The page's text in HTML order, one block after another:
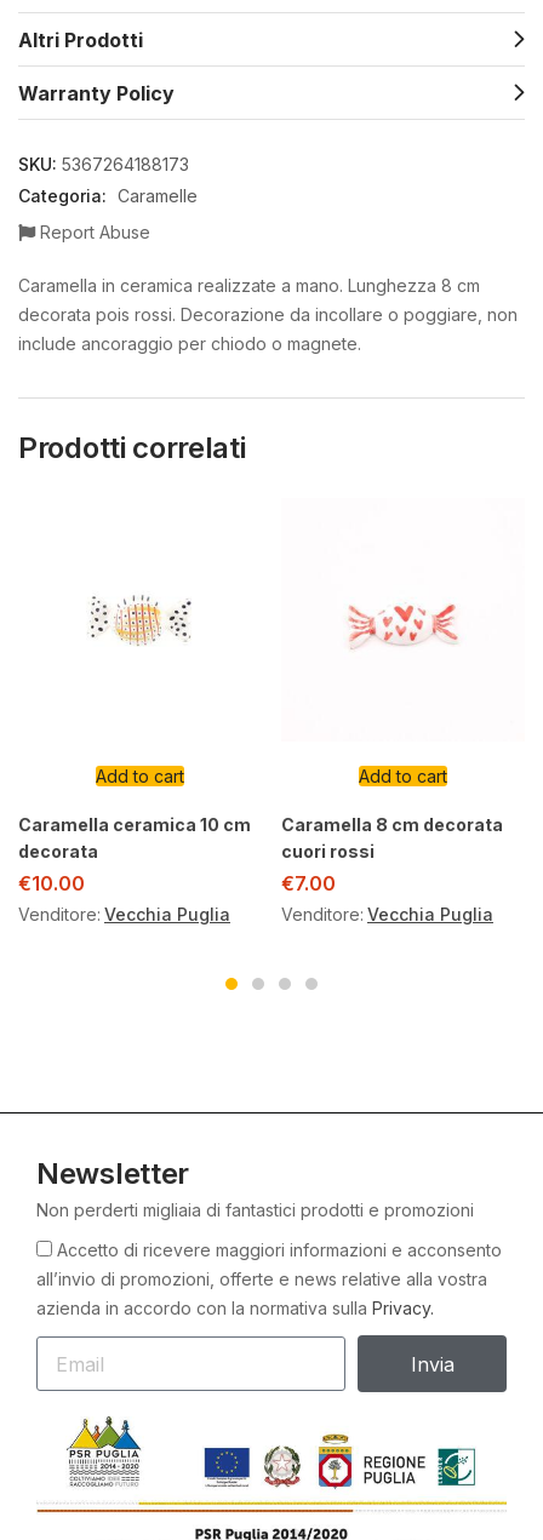
Altri Prodotti
Warranty Policy
SKU: 5367264188173
Categoria: Caramelle
Report Abuse
Caramella in ceramica realizzate a mano. Lunghezza 8 cm
decorata pois rossi. Decorazione da incollare o poggiare, non
include ancoraggio per chiodo o magnete.
Prodotti correlati
Add to cart
Caramella ceramica 10 cm
decorata
€10.00
Venditore: Vecchia Puglia
Add to cart
Caramella 8 cm decorata
cuori rossi
€7.00
Venditore: Vecchia Puglia
Newsletter
Non perderti migliaia di fantastici prodotti e promozioni
Accetto di ricevere maggiori informazioni e acconsento
all’invio di promozioni, offerte e news relative alla vostra
azienda in accordo con la normativa sulla Privacy.
Invia